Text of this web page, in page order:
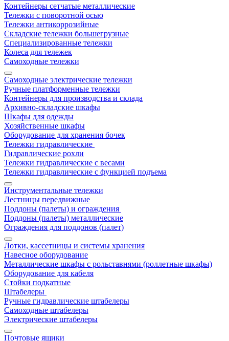
Контейнеры сетчатые металлические
Тележки с поворотной осью
Тележки антикоррозийные
Складские тележки большегрузные
Специализированные тележки
Колеса для тележек
Самоходные тележки
Самоходные электрические тележки
Ручные платформенные тележки
Контейнеры для производства и склада
Архивно-складские шкафы
Шкафы для одежды
Хозяйственные шкафы
Оборудование для хранения бочек
Тележки гидравлические
Гидравлические рохли
Тележки гидравлические с весами
Тележки гидравлические с функцией подъема
Инструментальные тележки
Лестницы передвижные
Поддоны (палеты) и ограждения
Поддоны (палеты) металлические
Ограждения для поддонов (палет)
Лотки, кассетницы и системы хранения
Навесное оборудование
Металлические шкафы с рольставнями (роллетные шкафы)
Оборудование для кабеля
Стойки подкатные
Штабелеры
Ручные гидравлические штабелеры
Самоходные штабелеры
Электрические штабелеры
Почтовые ящики